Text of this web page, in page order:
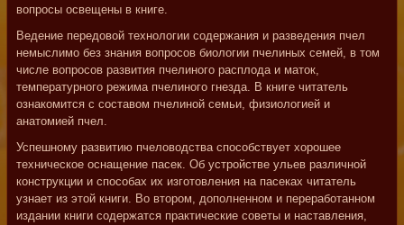
вопросы освещены в книге.
Ведение передовой технологии содержания и разведения пчел
немыслимо без знания вопросов биологии пчелиных семей, в том
числе вопросов развития пчелиного расплода и маток,
температурного режима пчелиного гнезда. В книге читатель
ознакомится с составом пчелиной семьи, физиологией и
анатомией пчел.
Успешному развитию пчеловодства способствует хорошее
техническое оснащение пасек. Об устройстве ульев различной
конструкции и способах их изготовления на пасеках читатель
узнает из этой книги. Во втором, дополненном и переработанном
издании книги содержатся практические советы и наставления,